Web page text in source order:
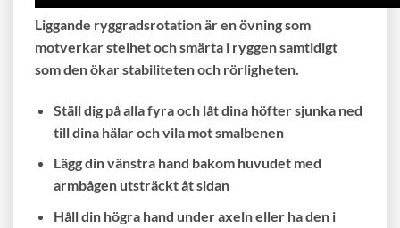
Liggande ryggradsrotation är en övning som
motverkar stelhet och smärta i ryggen samtidigt
som den ökar stabiliteten och rörligheten.
Ställ dig på alla fyra och låt dina höfter sjunka ned
till dina hälar och vila mot smalbenen
Lägg din vänstra hand bakom huvudet med
armbågen utsträckt åt sidan
Håll din högra hand under axeln eller ha den i